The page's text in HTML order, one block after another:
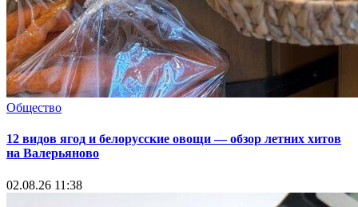
Общество
12 видов ягод и белорусские овощи — обзор летних хитов
на Валерьяново
02.08.26 11:38